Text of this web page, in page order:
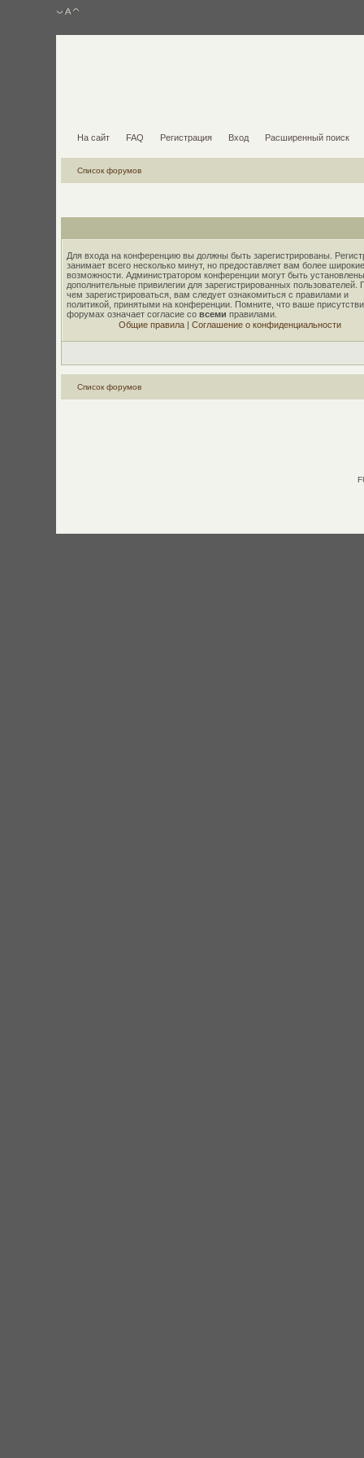
На сайт FAQ Регистрация Вход Расширенный поиск
Список форумов
Для входа на конференцию вы должны быть зарегистрированы.
занимает всего несколько минут, но предоставляет вам более широкие
возможности. Администратором конференции могут быть
дополнительные привилегии для зарегистрированных пользователей.
чем зарегистрироваться, вам следует ознакомиться с правилами и
политикой, принятыми на конференции. Помните, что ваше
форумах означает согласие со всеми правилами.
Общие правила| Соглашение о конфиденциальности
Список форумов